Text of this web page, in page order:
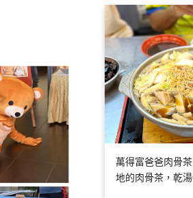
萬得富爸爸肉骨
地的肉骨茶，乾